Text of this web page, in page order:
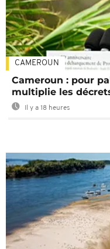
CAMEROUN
Cameroun : pour
multiplie les
Il y a 18 heures